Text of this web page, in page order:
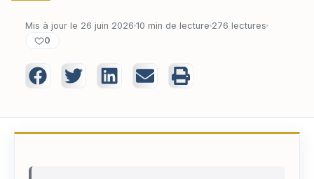
Mis à jour le 26 juin 2026 10 min de lecture 276 lectures
0